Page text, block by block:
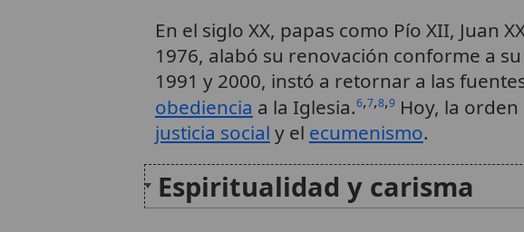
En el siglo XX, papas como Pío XII, Juan
1976, alabó su renovación conforme a
1991 y 2000, instó a retornar a las
obediencia a la Iglesia.6,7,8,9Hoy, la orden
justicia social y el ecumenismo.
Espiritualidad y carisma